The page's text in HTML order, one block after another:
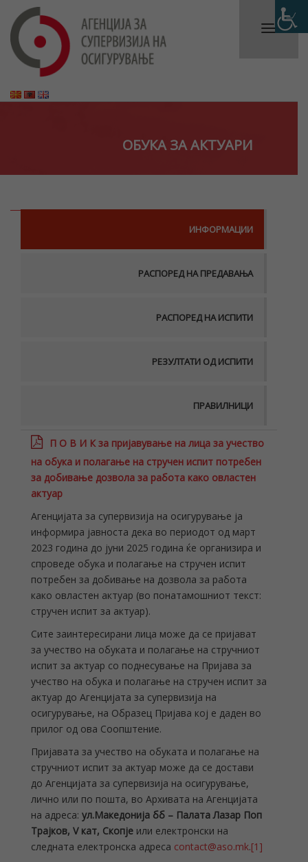
ОБУКА ЗА АКТУАРИ
ИНФОРМАЦИИ
РАСПОРЕД НА ПРЕДАВАЊА
РАСПОРЕД НА ИСПИТИ
РЕЗУЛТАТИ ОД ИСПИТИ
ПРАВИЛНИЦИ
П О В И Кза пријавување на лица за учество
на обука и полагање на стручен испит потребен
за добивање дозвола за работа како овластен
актуар
Агенцијата за супервизија на осигурување ја
информира јавноста дека во периодот од март
2023 година до јуни 2025 година ќе организира и
спроведе обука и полагање на стручен испит
потребен за добивање на дозвола за работа
како овластен актуар (во понатамошниот текст:
стручен испит за актуар).
Сите заинтересирани лица може да се пријават
за учество на обуката и полагање на стручниот
испит за актуар со поднесување на Пријава за
учество на обука и полагање на стручен испит за
актуар до Агенцијата за супервизија на
осигурување, на Образец Пријава кој е даден во
прилог од ова Соопштение.
Пријавата за учество на обуката и полагање на
стручниот испит за актуар може да се достави
до Агенцијата за супервизија на осигурување,
лично или по пошта, во Архивата на Агенцијата
на адреса: ул.Македонија бб – Палата Лазар Поп
Трајков, V кат, Скопје или електронски на
следната електронска адреса contact@aso.mk.[1]